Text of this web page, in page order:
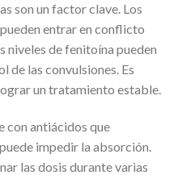
son un factor clave. Los
entrar en conflicto
niveles de fenitoína pueden
de las convulsiones. Es
un tratamiento estable.
con antiácidos que
impedir la absorción.
las dosis durante varias